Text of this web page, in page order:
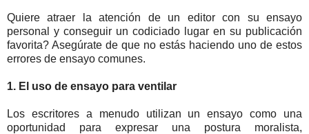
Quiere atraer la atención de un editor con su ensayo
personal y conseguir un codiciado lugar en su publicación
favorita? Asegúrate de que no estás haciendo uno de estos
errores de ensayo comunes.
1. El uso de ensayo para ventilar
Los escritores a menudo utilizan un ensayo como una
oportunidad para expresar una postura moralista,